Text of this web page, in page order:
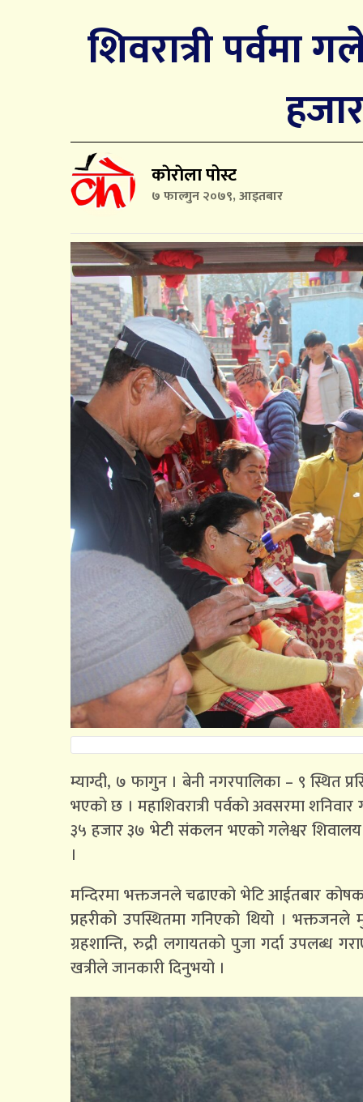
शिवरात्री पर्वमा
काेराेला पोस्ट
७ फाल्गुन २०७९, आइतबार
म्याग्दी, ७ फागुन । बेनी नगरपालिका – ९ स्थित
भएको छ । महाशिवरात्री पर्वको अवसरमा
३५ हजार ३७ भेटी संकलन भएको गलेश्वर शिवालय
।
मन्दिरमा भक्तजनले चढाएको भेटि आईतबार
प्रहरीको उपस्थितमा गनिएको थियो ।
ग्रहशान्ति, रुद्री लगायतको पुजा गर्दा उपलब्ध
खत्रीले जानकारी दिनुभयो ।